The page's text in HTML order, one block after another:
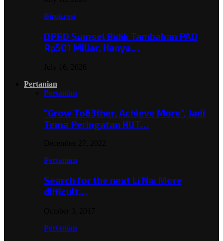
Birokrasi
DPRD Sumsel Bidik Tambahan PAD
Rp501 Miliar, Hanya…
Pertanian
Pertanian
“Grow To63ther, Achieve More”, Jadi
Tema Peringatan HUT…
Pertanian
Search for the next Li Na: More
difficult…
Pertanian